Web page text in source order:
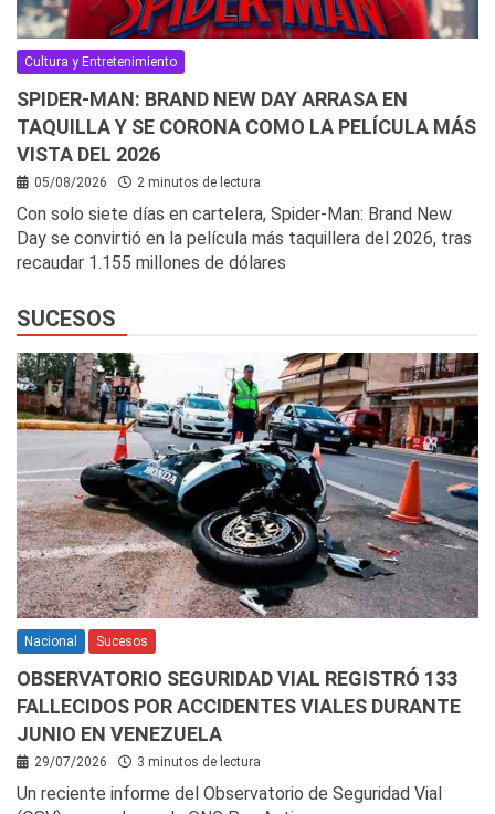
Cultura y Entretenimiento
SPIDER-MAN: BRAND NEW DAY ARRASA EN
TAQUILLA Y SE CORONA COMO LA PELÍCULA MÁS
VISTA DEL 2026
05/08/2026 2 minutos de lectura
Con solo siete días en cartelera, Spider-Man: Brand New
Day se convirtió en la película más taquillera del 2026, tras
recaudar 1.155 millones de dólares
SUCESOS
Nacional Sucesos
OBSERVATORIO SEGURIDAD VIAL REGISTRÓ 133
FALLECIDOS POR ACCIDENTES VIALES DURANTE
JUNIO EN VENEZUELA
29/07/2026 3 minutos de lectura
Un reciente informe del Observatorio de Seguridad Vial